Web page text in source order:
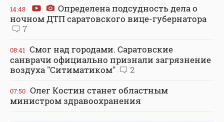
14:48
Определена подсудность дела о
ночном ДТП саратовского вице-губернатора
7
08:41 Смог над городами. Саратовские
санврачи официально признали загрязнение
воздуха "Ситиматиком"
2
07:50 Олег Костин станет областным
министром здравоохранения